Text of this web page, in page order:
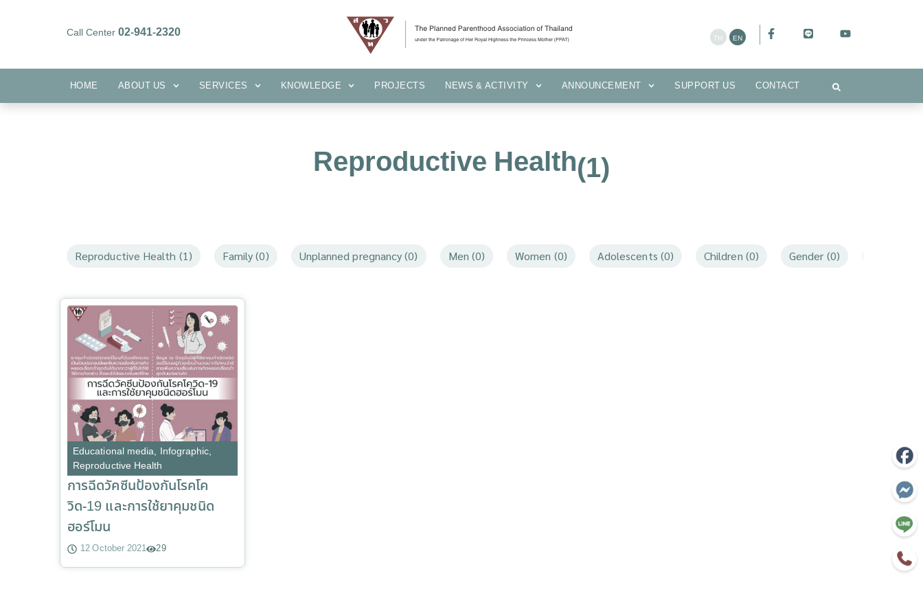
Call Center02-941-2320
HOME ABOUT US SERVICES KNOWLEDGE PROJECTS NEWS & ACTIVITY ANNOUNCEMENT SUPPORT US CONTACT
KNOWLEDGE PROJECTS
Reproductive Health(1)
Reproductive Health (1) Family (0) Unplanned pregnancy (0) Men (0) Women (0) Adolescents (0) Children (0) Gender (0)
Educational media, Infographic,
Reproductive Health
การฉีดวัคซีนป้องกันโรคโค
วิด-19 และการใช้ยาคุมชนิด
ฮอร์โมน
12 October 2021 29